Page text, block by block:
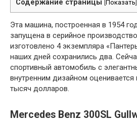
Содержание страницы Показать
Эта машина, построенная в 1954
запущена в серийное
изготовлено 4 экземпляра
наших дней сохранились два.
спортивный автомобиль с
внутренним дизайном оценивается
тысяч долларов.
Mercedes Benz 300SL